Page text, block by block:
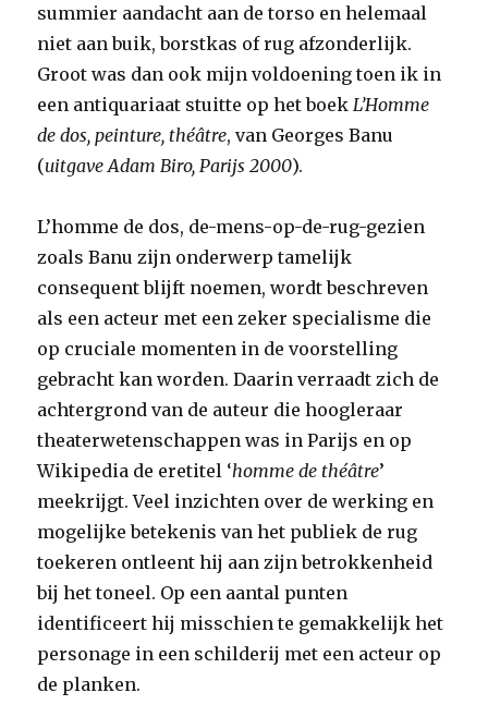
summier aandacht aan de torso en helemaal
niet aan buik, borstkas of rug afzonderlijk.
Groot was dan ook mijn voldoening toen ik in
een antiquariaat stuitte op het boekL’Homme
de dos, peinture, théâtre, van Georges Banu
(uitgave Adam Biro, Parijs 2000).
L’homme de dos, de-mens-op-de-rug-gezien
zoals Banu zijn onderwerp tamelijk
consequent blijft noemen, wordt beschreven
als een acteur met een zeker specialisme die
op cruciale momenten in de voorstelling
gebracht kan worden. Daarin verraadt zich de
achtergrond van de auteur die hoogleraar
theaterwetenschappen was in Parijs en op
Wikipedia de eretitel ‘homme de théâtre’
meekrijgt. Veel inzichten over de werking en
mogelijke betekenis van het publiek de rug
toekeren ontleent hij aan zijn betrokkenheid
bij het toneel. Op een aantal punten
identificeert hij misschien te gemakkelijk het
personage in een schilderij met een acteur op
de planken.